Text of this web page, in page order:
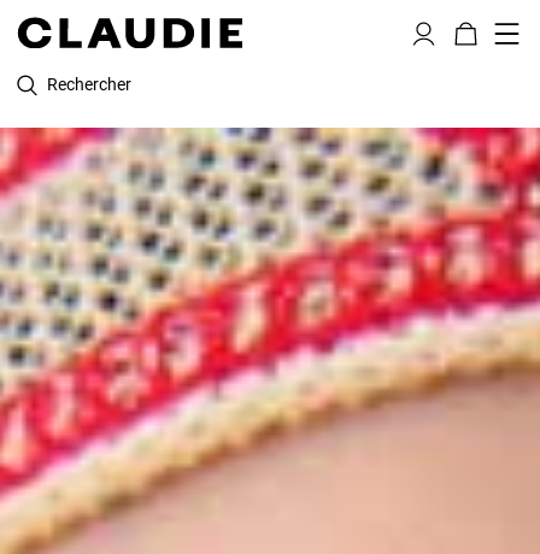
Rechercher